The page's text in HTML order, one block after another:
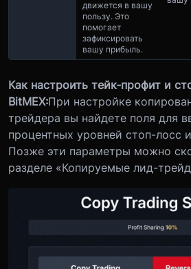
движется в вашу
пользу. Это
помогает
зафиксировать
вашу прибыль.
Как настроить тейк-профит и
BitMEX:При настройке
трейдера вы найдете поля для
процентных уровней стоп-лосс
Позже эти параметры можно
разделе «Копируемые лид-